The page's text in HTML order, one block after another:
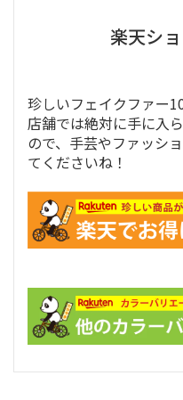
楽天シ
珍しいフェイクファー
店舗では絶対に手に入
ので、手芸やファッシ
てくださいね！